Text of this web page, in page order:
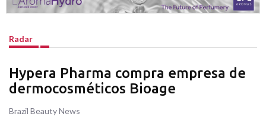
Radar
Hypera Pharma compra empresa de
dermocosméticos Bioage
Brazil Beauty News